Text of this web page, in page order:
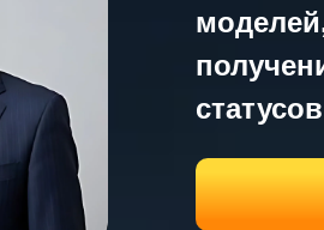
статусов